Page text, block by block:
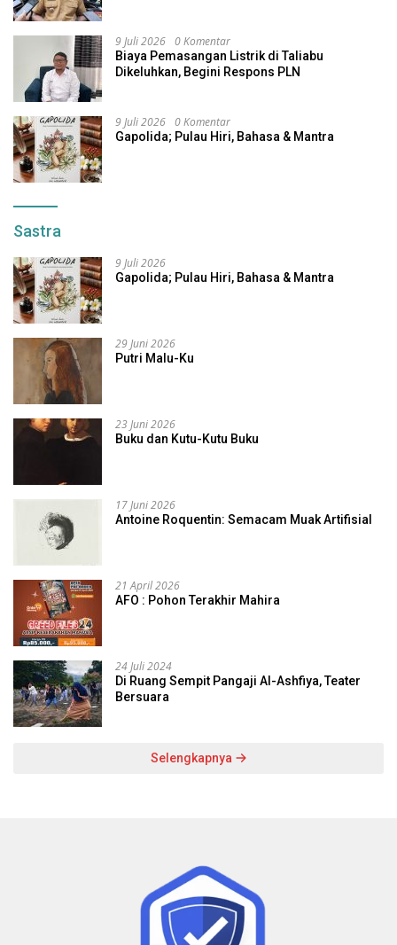
9 Juli 2026 0 Komentar
Biaya Pemasangan Listrik di Taliabu
Dikeluhkan, Begini Respons PLN
9 Juli 2026 0 Komentar
Gapolida; Pulau Hiri, Bahasa & Mantra
Sastra
9 Juli 2026
Gapolida; Pulau Hiri, Bahasa & Mantra
29 Juni 2026
Putri Malu-Ku
23 Juni 2026
Buku dan Kutu-Kutu Buku
17 Juni 2026
Antoine Roquentin: Semacam Muak Artifisial
21 April 2026
AFO : Pohon Terakhir Mahira
24 Juli 2024
Di Ruang Sempit Pangaji Al-Ashfiya, Teater
Bersuara
Selengkapnya